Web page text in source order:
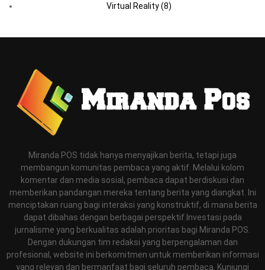
Virtual Reality(8)
Miranda POS tidak hanya menyajikan berita, tetapi juga
membangun komunitas pembaca yang aktif. Melalui kolom
komentar dan media sosial, pembaca dapat berdiskusi dan
memberikan pandangan mereka tentang berita yang diangkat. Ini
menciptakan ruang bagi interaksi yang konstruktif, di mana berita
dapat dibahas dengan berbagai perspektif.Investasi pada
jurnalisme yang berkualitas adalah prioritas bagi Miranda POS.
Dengan dukungan tim redaksi yang berpengalaman dan
profesional, website ini berkomitmen untuk memberikan informasi
yang relevan dan bermanfaat bagi seluruh pembaca. Kunjungi